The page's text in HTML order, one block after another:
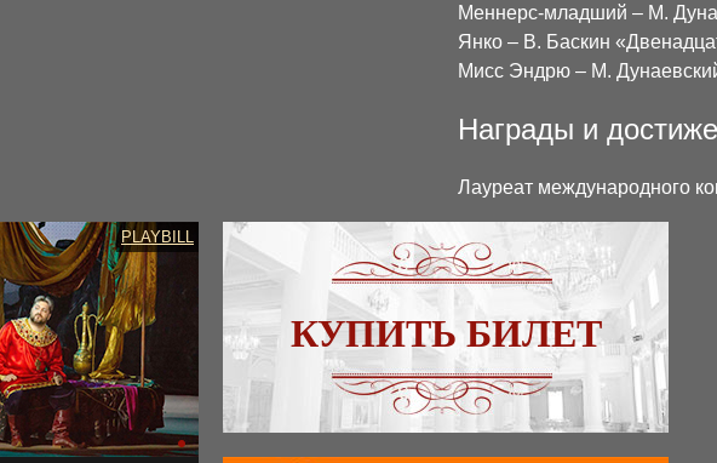
Меннерс-младший – М.
Янко – В. Баскин
Мисс Эндрю – М.
Награды и
Лауреат международного
PLAYBILL
КУПИТЬ БИЛЕТ